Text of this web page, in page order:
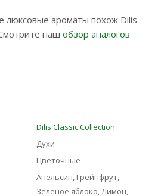
люксовые ароматы похож Dilis
наш обзор аналогов
Dilis Classic Collection
Духи
Цветочные
Апельсин, Грейпфрут,
Зеленое яблоко, Лимон,